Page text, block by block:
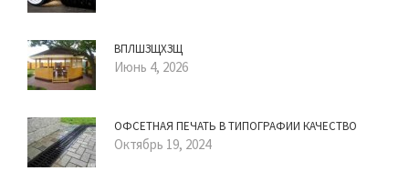
ВПЛШЗЩХЗЩ
Июнь 4, 2026
ОФСЕТНАЯ ПЕЧАТЬ В ТИПОГРАФИИ КАЧЕСТВО
Октябрь 19, 2024